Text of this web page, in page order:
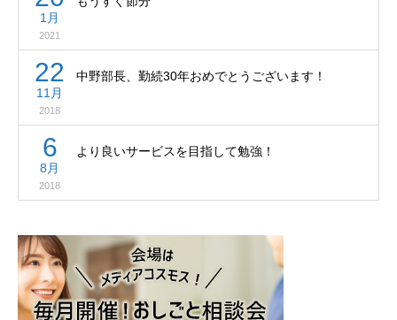
1月
2021
22
11月
2018
中野部長、勤続30年おめでとうございます！
6
8月
2018
より良いサービスを目指して勉強！